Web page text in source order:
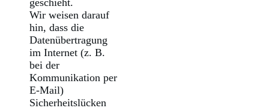
geschieht.
Wir weisen darauf
hin, dass die
Datenübertragung
im Internet (z. B.
bei der
Kommunikation per
E-Mail)
Sicherheitslücken